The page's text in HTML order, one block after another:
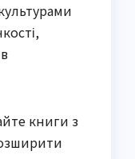
книги з